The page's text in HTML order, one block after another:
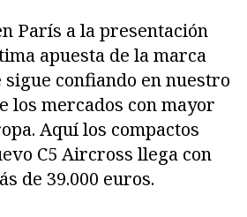
París a la presentación
apuesta de la marca
sigue confiando en nuestro
los mercados con mayor
Aquí los compactos
C5 Aircross llega con
de 39.000 euros.